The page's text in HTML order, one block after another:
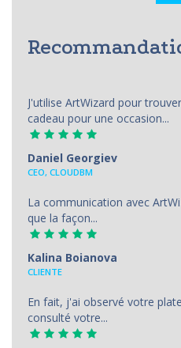
J'utilise ArtWizard pour
cadeau pour une occasion...
Daniel Georgiev
CEO, CLOUDBM
La communication avec
que la façon...
Kalina Boianova
CLIENTE
En fait, j'ai observé votre
consulté votre...